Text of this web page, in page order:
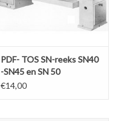
PDF- TOS SN-reeks SN40
-SN45 en SN 50
€14,00